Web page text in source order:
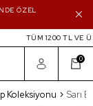
ÖZEL
TÜM 1200 TL VE
0
Eşarp
Koleksiyonu Sarı